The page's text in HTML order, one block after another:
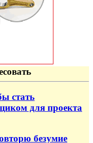
стать
для проекта
безумие